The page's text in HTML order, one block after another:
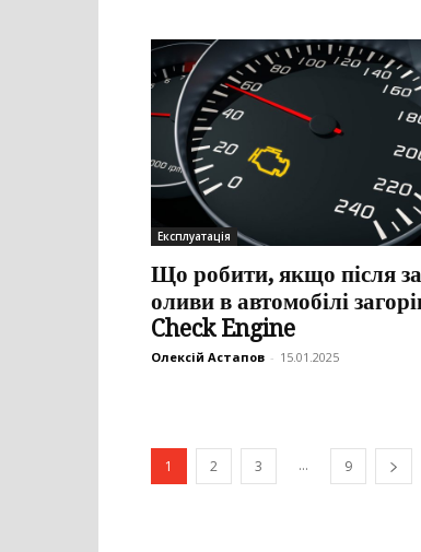
Експлуатація
Що робити, якщо після
оливи в автомобілі
Check Engine
Олексій Астапов - 15.01.2025
1 2 3 ... 9